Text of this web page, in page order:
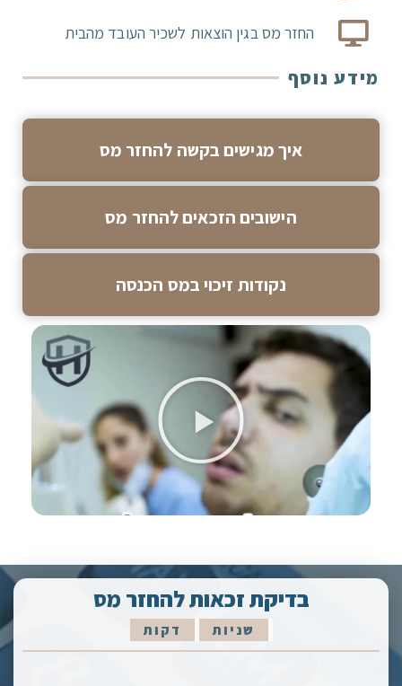
החזר מס בגין הוצאות לשכיר העובד מהבית
מידע נוסף
איך מגישים בקשה להחזר מס
הישובים הזכאים להחזר מס
נקודות זיכוי במס הכנסה
בדיקת זכאות להחזר מס
דקות שניות